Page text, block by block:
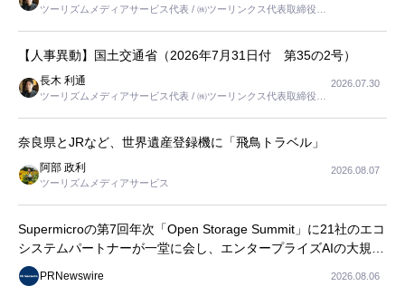
ツーリズムメディアサービス代表 / ㈱ツーリンクス代表取締役社
【人事異動】国土交通省（2026年7月31日付 第35の2号）
長木 利通
ツーリズムメディアサービス代表 / ㈱ツーリンクス代表取締役社
2026.07.30
奈良県とJRなど、世界遺産登録機に「飛鳥トラベル」
阿部 政利
ツーリズムメディアサービス
2026.08.07
Supermicroの第7回年次「Open Storage Summit」に21社のエコ
システムパートナーが一堂に会し、エンタープライズAIの大規模
導入に関する実践的なガイダンスを共有
PRNewswire 2026.08.06